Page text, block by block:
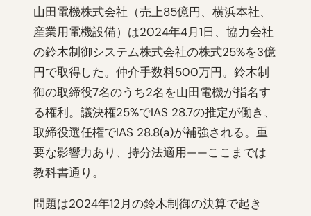
山田電機株式会社（売上85億円、横浜本社、
産業用電機設備）は2024年4月1日、協力会社
の鈴木制御システム株式会社の株式25%を3億
円で取得した。仲介手数料500万円。鈴木制
御の取締役7名のうち2名を山田電機が指名す
る権利。議決権25%でIAS 28.7の推定が働き、
取締役選任権でIAS 28.8(a)が補強される。重
要な影響力あり、持分法適用——ここまでは
教科書通り。
問題は2024年12月の鈴木制御の決算で起き